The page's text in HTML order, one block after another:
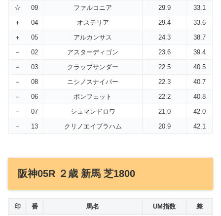
☆
09 ファルコニア 29.9
33.1
＋
04 オステリア 29.4
33.6
＋
05 アルカンサス 24.3
38.7
－
02 アスターディゴン 23.6
39.4
－
03 クラップサンダー 22.5
40.5
－
08 ニシノスナイパー 22.3
40.7
－
06 ボンフェット 22.2
40.8
－
07 シュマンドロワ 21.0
42.0
－
13 クリノエイブラハム 20.9 42.1
阪神05R ２歳 新馬 芝1800
印 番 馬名 UM指数 差